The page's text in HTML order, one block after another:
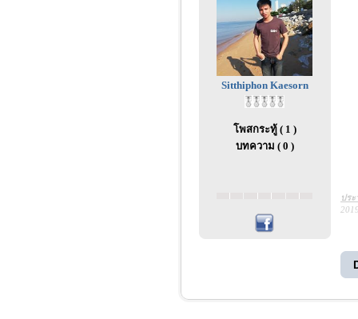
Sitthiphon Kaesorn
โพสกระทู้ ( 1 )
บทความ ( 0 )
ปร